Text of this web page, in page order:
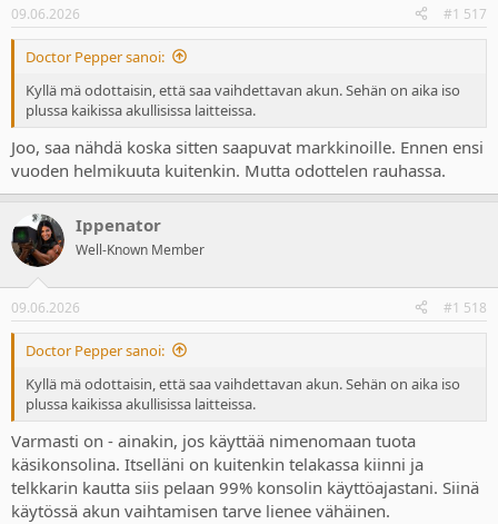
s
:
09.06.2026 #1 517
Doctor Pepper sanoi:
Kyllä mä odottaisin, että saa vaihdettavan akun. Sehän on aika iso
plussa kaikissa akullisissa laitteissa.
Joo, saa nähdä koska sitten saapuvat markkinoille. Ennen ensi
vuoden helmikuuta kuitenkin. Mutta odottelen rauhassa.
Ippenator
Well-Known Member
09.06.2026 #1 518
Doctor Pepper sanoi:
Kyllä mä odottaisin, että saa vaihdettavan akun. Sehän on aika iso
plussa kaikissa akullisissa laitteissa.
Varmasti on - ainakin, jos käyttää nimenomaan tuota
käsikonsolina. Itselläni on kuitenkin telakassa kiinni ja
telkkarin kautta siis pelaan 99% konsolin käyttöajastani. Siinä
käytössä akun vaihtamisen tarve lienee vähäinen.